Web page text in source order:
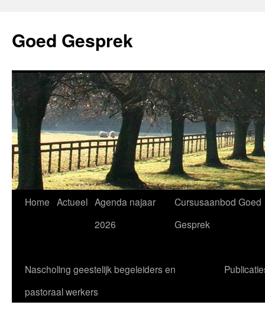
content
Goed Gesprek
Home Actueel Agenda najaar
2026
Cursusaanbod Goed
Gesprek
Nascholing geestelijk begeleiders en
pastoraal werkers